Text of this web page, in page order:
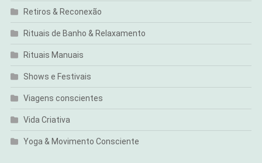
Retiros & Reconexão
Rituais de Banho & Relaxamento
Rituais Manuais
Shows e Festivais
Viagens conscientes
Vida Criativa
Yoga & Movimento Consciente